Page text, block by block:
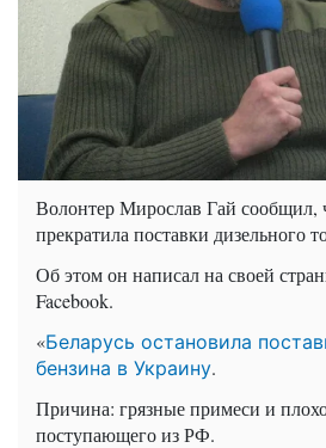
Волонтер Мирослав Гай сообщил,
прекратила поставки дизельного
Об этом он написал на своей
Facebook.
«Беларусь остановила
бензина в Украину.
Причина: грязные примеси и
поступающего из РФ.